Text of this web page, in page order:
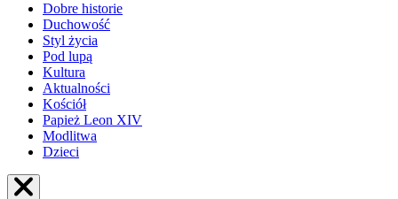
Dobre historie
Duchowość
Styl życia
Pod lupą
Kultura
Aktualności
Kościół
Papież Leon XIV
Modlitwa
Dzieci